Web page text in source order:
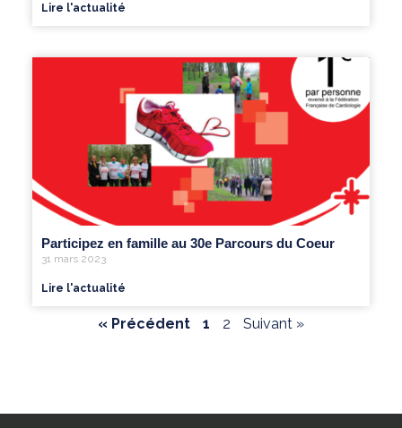
Lire l'actualité
Participez en famille au 30e Parcours du Coeur
31 mars 2023
Lire l'actualité
« Précédent 1 2 Suivant »